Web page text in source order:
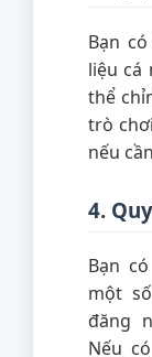
Bạn
liệu cá
thể
trò
nếu
4.
Bạn
một
đăng
Nếu